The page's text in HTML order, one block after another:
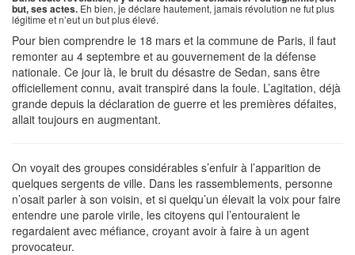
but, ses actes. Eh bien, je déclare hautement, jamais révolution ne fut plus
légitime et n’eut un but plus élevé.
Pour bien comprendre le 18 mars et la commune de Paris, il faut
remonter au 4 septembre et au gouvernement de la défense
nationale. Ce jour là, le bruit du désastre de Sedan, sans être
officiellement connu, avait transpiré dans la foule. L’agitation, déjà
grande depuis la déclaration de guerre et les premières défaites,
allait toujours en augmentant.
On voyait des groupes considérables s’enfuir à l’apparition de
quelques sergents de ville. Dans les rassemblements, personne
n’osait parler à son voisin, et si quelqu’un élevait la voix pour faire
entendre une parole virile, les citoyens qui l’entouraient le
regardaient avec méfiance, croyant avoir à faire à un agent
provocateur.